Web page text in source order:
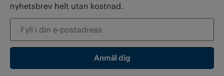
nyhetsbrev helt utan kostnad.